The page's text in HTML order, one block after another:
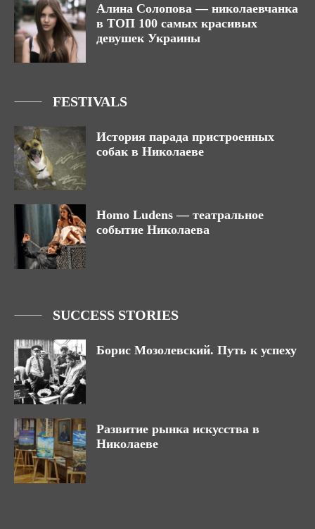
Алина Солопова — николаевчанка
в ТОП 100 самых красивых
девушек Украины
FESTIVALS
История парада пристроенных
собак в Николаеве
Homo Ludens — театральное
событие Николаева
SUCCESS STORIES
Борис Мозолевский. Путь к успеху
Развитие рынка искусства в
Николаеве